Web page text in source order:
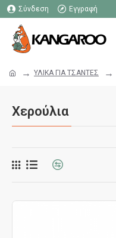
Σύνδεση Εγγραφή
ΥΛΙΚΑ ΓΙΑ ΤΣΑΝΤΕΣ
Χερούλια